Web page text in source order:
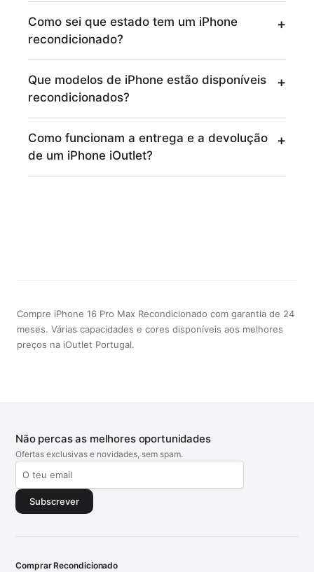
Como sei que estado tem um iPhone
recondicionado?
Que modelos de iPhone estão disponíveis
recondicionados?
Como funcionam a entrega e a devolução
de um iPhone iOutlet?
Compre iPhone 16 Pro Max Recondicionado com garantia de 24
meses. Várias capacidades e cores disponíveis aos melhores
preços na iOutlet Portugal.
Não percas as melhores oportunidades
Ofertas exclusivas e novidades, sem spam.
Subscrever
Comprar Recondicionado